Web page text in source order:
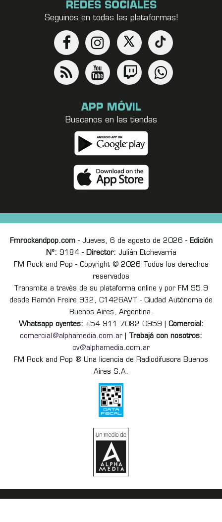
REDES SOCIALES
Seguinos en todas las plataformas!
APP MÓVIL
Buscanos en las tiendas
Fmrockandpop.com- Jueves, 6 de agosto de 2026 - Edición
Nº: 9184 - Director: Julián Etchevarria
FM Rock and Pop - Copyright © 2026 Todos los derechos
reservados
Transmite a través de su plataforma online y por FM 95.9
desde Ramón Freire 932, C1426AVT - Ciudad Autónoma de
Buenos Aires, Argentina.
Whatsapp oyentes: +54 911 7082 0959 | Comercial:
comercial@alphamedia.com.ar
Trabajá con nosotros:
cv@alphamedia.com.ar
FM Rock and Pop ® Una licencia de Radiodifusora Buenos
Aires S.A.